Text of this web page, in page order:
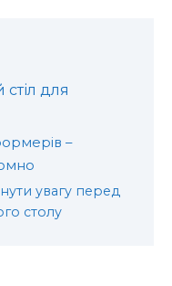
для
–
увагу перед
столу